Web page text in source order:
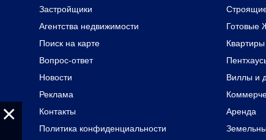
Застройщики
Агентства недвижимости
Поиск на карте
Вопрос-ответ
Новости
Реклама
Контакты
Политика конфиденциальности
Готовые
Квартиры
Виллы и
Аренда
×